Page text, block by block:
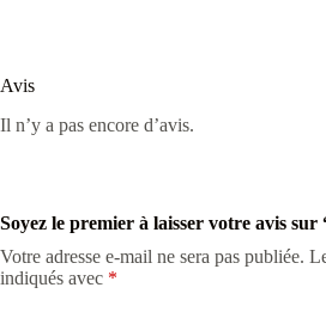
Avis
Il n’y a pas encore d’avis.
Soyez le premier à laisser votre avis sur
Votre adresse e-mail ne sera pas publiée.
indiqués avec *